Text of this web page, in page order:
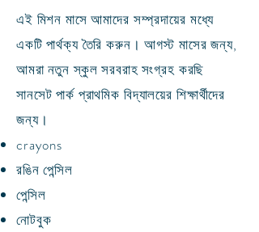
এই মিশন মাসে আমাদের সম্প্রদায়ের মধ্যে
একটি পার্থক্য তৈরি করুন। আগস্ট মাসের জন্য,
আমরানতুন স্কুল সরবরাহ সংগ্রহ করছি
সানসেট পার্ক প্রাথমিক বিদ্যালয়ের শিক্ষার্থীদের
জন্য।
crayons
রঙিন পেন্সিল
পেন্সিল
নোটবুক